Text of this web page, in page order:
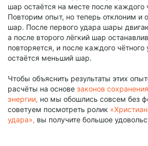
шар остаётся на месте после каждого
Повторим опыт, но теперь отклоним и
шар. После первого удара шары
а после второго лёгкий шар
повторяется, и после каждого
остаётся меньший шар.
Чтобы объяснить результаты этих
расчёты на основе законов
энергии, но мы обошлись совсем без
советуем посмотреть ролик
удара», вы получите большое